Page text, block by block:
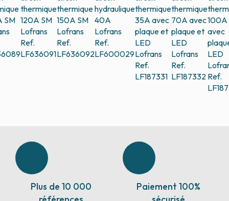
SM
thermique
120A SM
Lofrans
Ref.
LF636091
thermique
150A SM
Lofrans
Ref.
LF636092
hydraulique
40A
Lofrans
Ref.
LF600029
thermique
35A avec
plaque et
LED
Lofrans
Ref.
LF187331
thermique
70A avec
plaque et
LED
Lofrans
Ref.
LF187332
100A
avec
LED
Ref.
Plus de 10 000
Paiement 100%